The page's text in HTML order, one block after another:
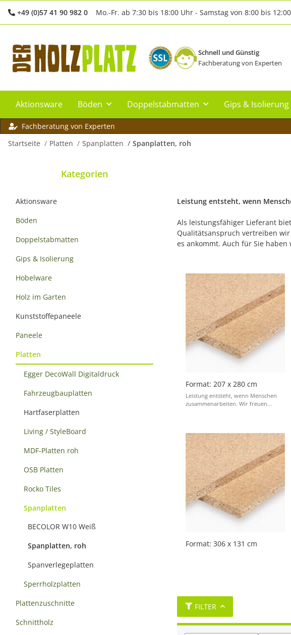
+49 (0)57 41 90 982 0 Mo.-Fr. ab 7:30 bis 18:00 Uhr - Samstag von 8:00 bis
Schnell und Günstig
Fachberatung von Experten
Aktionsware Böden Doppelstabmatten Gips & Isolierung
Fachberatung von Experten
Startseite
Platten Spanplatten Spanplatten, roh
Leistung entsteht, wenn
Als leistungsfähiger Lieferant
Qualitätsanspruch vertreiben
es ankommt. Auch für Sie
Format: 207 x 280 cm
Leistung entsteht, wenn Menschen
zusammenarbeiten. Wir freuen...
Format: 306 x 131 cm
FILTER
Kategorien
Aktionsware
Böden
Doppelstabmatten
Gips & Isolierung
Hobelware
Holz im Garten
Kunststoffepaneele
Paneele
Platten
Egger DecoWall Digitaldruck
Fahrzeugbauplatten
Hartfaserplatten
Living / StyleBoard
MDF-Platten roh
OSB Platten
Rocko Tiles
Spanplatten
BECOLOR W10 Weiß
Spanplatten, roh
Spanverlegeplatten
Sperrholzplatten
Plattenzuschnitte
Schnittholz